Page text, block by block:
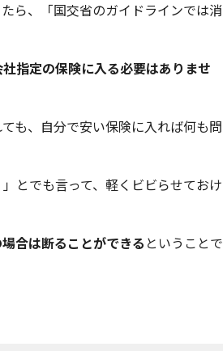
ら、「国交省のガイドラインでは消
指定の保険に入る必要はありませ
も、自分で安い保険に入れば何も問
とでも言って、軽くビビらせておけ
合は断ることができる ということで